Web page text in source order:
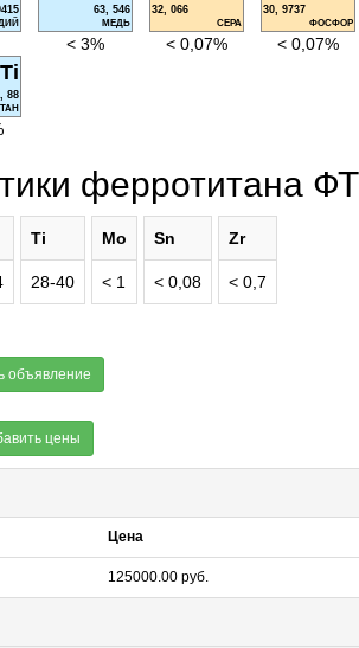
63, 546
МЕДЬ
< 3%
32, 066
СЕРА
< 0,07%
30, 9737
ФОСФОР
< 0,07%
Ti
88
ферротитана
Ti
28-40
Mo
< 1
Sn
< 0,08
Zr
< 0,7
объявление
цены
Цена
125000.00 руб.